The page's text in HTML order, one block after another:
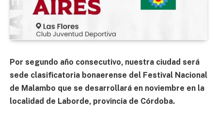
Por segundo año consecutivo, nuestra ciudad será
sede clasificatoria bonaerense del Festival Nacional
de Malambo que se desarrollará en noviembre en la
localidad de Laborde, provincia de Córdoba.